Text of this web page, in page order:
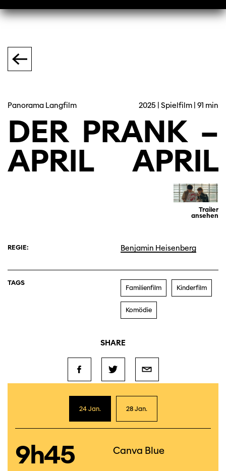
Panorama Langfilm 2025 | Spielfilm | 91 min
DER PRANK –
APRIL APRIL
Trailer
ansehen
REGIE: Benjamin Heisenberg
TAGS
Familienfilm Kinderfilm
Komödie
SHARE
24 Jan. 28 Jan.
9h45 Canva Blue